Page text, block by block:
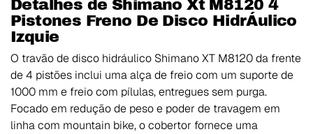
Detalhes de Shimano Xt M8120 4
Pistones Freno De Disco HidrÁulico
Izquie
O travão de disco hidráulico Shimano XT M8120 da frente
de 4 pistões inclui uma alça de freio com um suporte de
1000 mm e freio com pílulas, entregues sem purga.
Focado em redução de peso e poder de travagem em
linha com mountain bike, o cobertor fornece uma